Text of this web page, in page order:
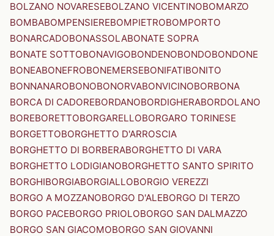
BOLZANO NOVARESEBOLZANO VICENTINOBOMARZO
BOMBABOMPENSIEREBOMPIETROBOMPORTO
BONARCADOBONASSOLABONATE SOPRA
BONATE SOTTOBONAVIGOBONDENOBONDOBONDONE
BONEABONEFROBONEMERSEBONIFATIBONITO
BONNANAROBONOBONORVABONVICINOBORBONA
BORCA DI CADOREBORDANOBORDIGHERABORDOLANO
BOREBORETTOBORGARELLOBORGARO TORINESE
BORGETTOBORGHETTO D'ARROSCIA
BORGHETTO DI BORBERABORGHETTO DI VARA
BORGHETTO LODIGIANOBORGHETTO SANTO SPIRITO
BORGHIBORGIABORGIALLOBORGIO VEREZZI
BORGO A MOZZANOBORGO D'ALEBORGO DI TERZO
BORGO PACEBORGO PRIOLOBORGO SAN DALMAZZO
BORGO SAN GIACOMOBORGO SAN GIOVANNI